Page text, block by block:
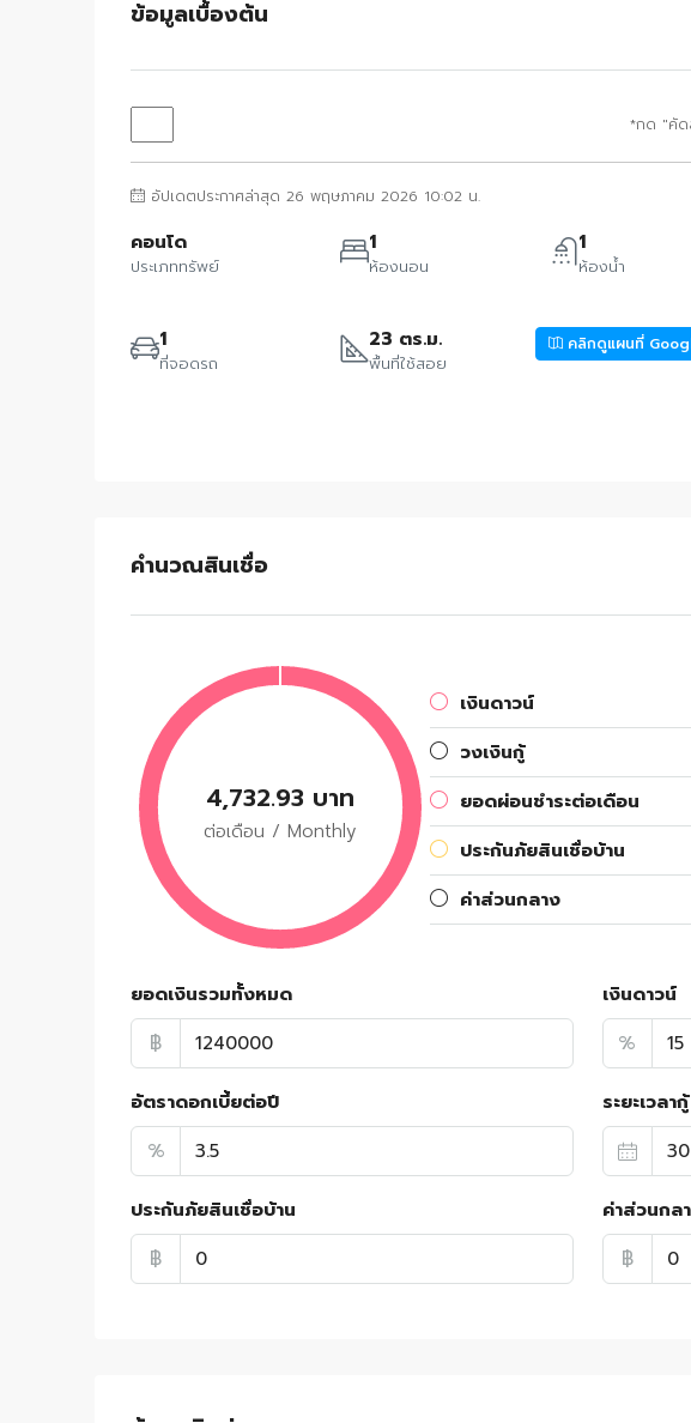
ข้อมูลเบื้องต้น
*กด "คัด
อัปเดตประกาศล่าสุด 26 พฤษภาคม 2026 10:02 น.
คอนโด
ประเภททรัพย์
1
ห้องนอน
1
ห้องน้ำ
1
ที่จอดรถ
23 ตร.ม.
พื้นที่ใช้สอย
คลิกดูแผนที่
คำนวณสินเชื่อ
4,732.93 บาท
ต่อเดือน / Monthly
เงินดาวน์
วงเงินกู้
ยอดผ่อนชำระต่อเดือน
ประกันภัยสินเชื่อบ้าน
ค่าส่วนกลาง
ยอดเงินรวมทั้งหมด
฿
เงินดาวน์
%
อัตราดอกเบี้ยต่อปี
%
ระยะเวลา
ประกันภัยสินเชื่อบ้าน
฿
ค่าส่วนกล
฿